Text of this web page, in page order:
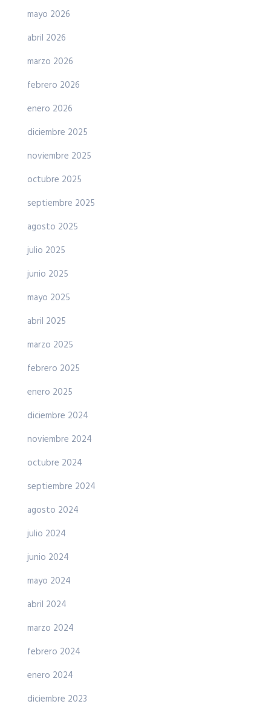
mayo 2026
abril 2026
marzo 2026
febrero 2026
enero 2026
diciembre 2025
noviembre 2025
octubre 2025
septiembre 2025
agosto 2025
julio 2025
junio 2025
mayo 2025
abril 2025
marzo 2025
febrero 2025
enero 2025
diciembre 2024
noviembre 2024
octubre 2024
septiembre 2024
agosto 2024
julio 2024
junio 2024
mayo 2024
abril 2024
marzo 2024
febrero 2024
enero 2024
diciembre 2023